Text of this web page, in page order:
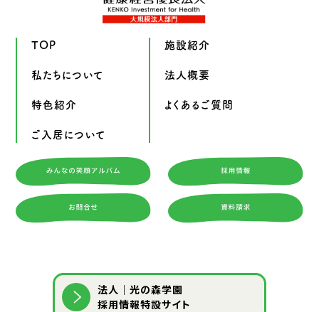
TOP
私たちについて
特色紹介
ご入居について
施設紹介
法人概要
よくあるご質問
法人｜光の森学園
採用情報特設サイト